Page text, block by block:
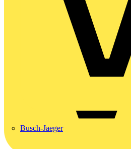
Busch-Jaeger